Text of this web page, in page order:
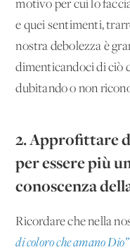
motivo per cui lo
e quei sentimenti,
nostra debolezza è
dimenticandoci di ciò
dubitando o non
2. Approfittare
per essere più
conoscenza
Ricordare che nella
di coloro che amano